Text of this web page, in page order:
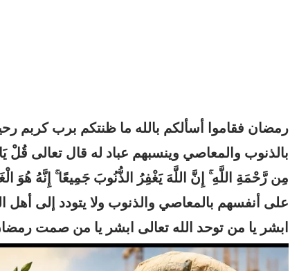
رمضان فقاموا أسألكم بالله ما ظنتكم برب كربم
بالذنوب والمعاصي وينسبهم عباد له قال تعالى قُلْ
مِن رَّحْمَةِ اللَّهِ ۚ إِنَّ اللَّهَ يَغْفِرُ ا لذُّنُوبَ جَمِيعًا ۚ إِنَّهُ هُوَ
على أنفسهم بالمعاصي والذنوب ولا يتودد إلى أهل
ابشر يا من توحد الله تعالى ابشر يا من صمت